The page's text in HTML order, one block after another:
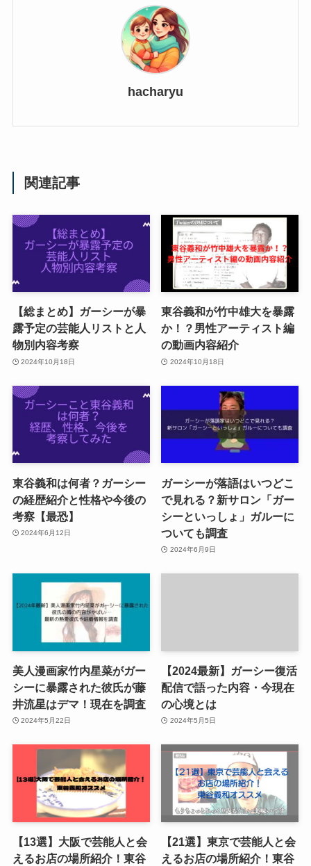
hacharyu
関連記事
【総まとめ】ガーシーが暴
露予定の芸能人リストと人
物別内容考察
2024年10月18日
東谷義和が竹中雄大を暴露
か！？男性アーティスト編
の動画内容紹介
2024年10月18日
東谷義和は何者？ガーシー
の経歴紹介と性格や今後の
考察【最恐】
2024年6月12日
ガーシーが落語はいつどこ
で見れる？新サロン「ガー
シーといっしょ」ガルーに
ついても調査
2024年6月9日
美人漫画家竹内星菜がガー
シーに暴露された彼氏が藤
井流星はデマ！現在を調査
2024年5月22日
【2024最新】ガーシー復活
配信で語った内容・今現在
の心境とは
2024年5月5日
【13選】大阪で芸能人と会
えるお店の場所紹介！東谷
【21選】東京で芸能人と会
えるお店の場所紹介！東谷